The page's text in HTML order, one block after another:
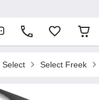
Select Select Freek